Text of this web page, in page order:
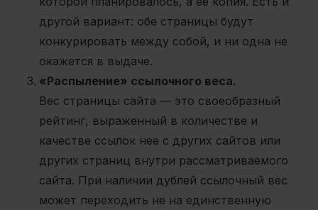
другой вариант: обе страницы будут
конкурировать между собой, и ни одна не
окажется в выдаче.
«Распыление» ссылочного веса.
Вес страницы сайта — это своеобразный
рейтинг, выраженный в количестве и
качестве ссылок нее с других сайтов или
других страниц внутри рассматриваемого
сайта. При наличии дублей ссылочный вес
может переходить не на единственную